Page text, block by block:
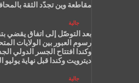
مقاطعة وين تجدّد الثقة
جالية
بعد التوصّل إلى اتفاق يقضي
رسوم العبور بين الولايات
وكندا افتتاح الجسر الدولي
ديترويت وكندا قبل نهاية يوليو
جالية